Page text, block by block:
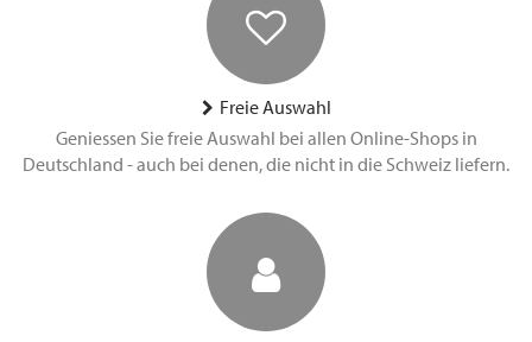
Freie Auswahl
Geniessen Sie freie Auswahl bei allen Online-Shops in
Deutschland - auch bei denen, die nicht in die Schweiz liefern.